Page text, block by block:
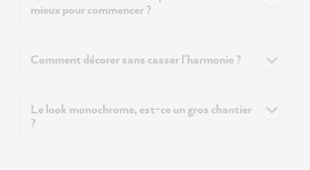
mieux pour commencer ?
Comment décorer sans casser l'harmonie ?
Le look monochrome, est-ce un gros chantier
?